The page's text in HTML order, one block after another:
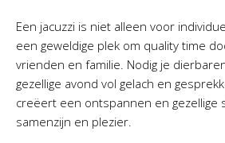
Een jacuzzi is niet alleen voor
een geweldige plek om quality time
vrienden en familie. Nodig je
gezellige avond vol gelach en
creëert een ontspannen en gezellige
samenzijn en plezier.